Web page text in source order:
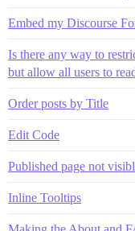
Embed my Discourse
Is there any way to
but allow all users to
Order posts by Title
Edit Code
Published page not
Inline Tooltips